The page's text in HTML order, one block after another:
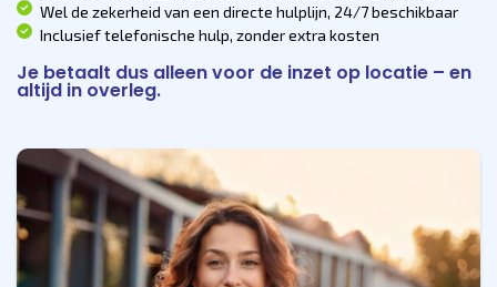
Wel de zekerheid van een directe hulplijn, 24/7 beschikbaar
Inclusief telefonische hulp, zonder extra kosten
Je betaalt dus alleen voor de inzet op locatie – en
altijd in overleg.